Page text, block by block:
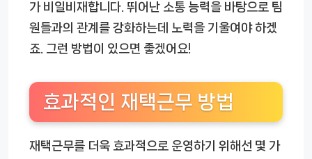
가 비일비재합니다. 뛰어난 소통 능력을 바탕으로 팀
원들과의 관계를 강화하는데 노력을 기울여야 하겠
죠. 그런 방법이 있으면 좋겠어요!
효과적인 재택근무 방법
재택근무를 더욱 효과적으로 운영하기 위해선 몇 가